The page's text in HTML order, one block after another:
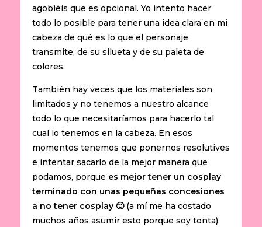
agobiéis que es opcional. Yo intento hacer
todo lo posible para tener una idea clara en mi
cabeza de qué es lo que el personaje
transmite, de su silueta y de su paleta de
colores.
También hay veces que los materiales son
limitados y no tenemos a nuestro alcance
todo lo que necesitaríamos para hacerlo tal
cual lo tenemos en la cabeza. En esos
momentos tenemos que ponernos resolutives
e intentar sacarlo de la mejor manera que
podamos, porque es mejor tener un cosplay
terminado con unas pequeñas concesiones
a no tener cosplay 🙂(a mí me ha costado
muchos años asumir esto porque soy tonta).